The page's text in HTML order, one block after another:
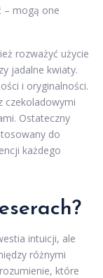
– mogą one
rozważyć użycie
jadalne kwiaty.
i oryginalności.
czekoladowymi
Ostateczny
do
każdego
intuicji, ale
różnymi
które